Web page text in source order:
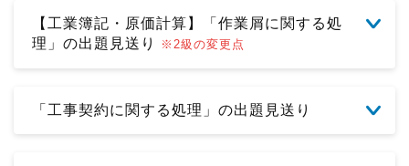
【工業簿記・原価計算】「作業屑に関する処
理」の出題見送り
※2級の変更点
「工事契約に関する処理」の出題見送り